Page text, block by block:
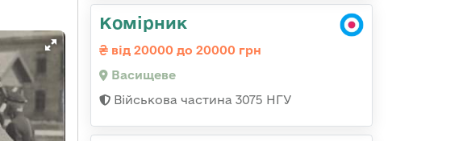
Комірник
від 20000 до 20000 грн
Васищеве
Військова частина 3075 НГУ